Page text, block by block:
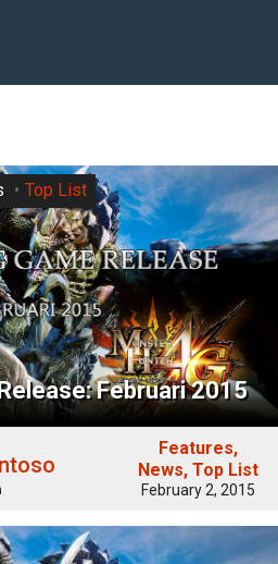
Februari 2015
Top List
Features
News Top List
February 2, 2015